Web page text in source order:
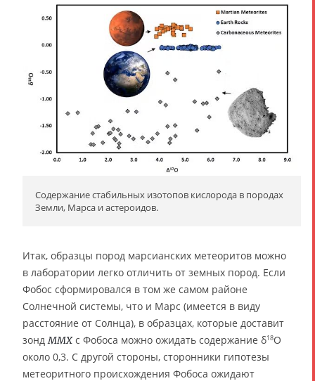
Содержание стабильных изотопов кислорода в породах
Земли, Марса и астероидов.
Итак, образцы пород марсианских метеоритов можно
в лаборатории легко отличить от земных пород. Если
Фобос сформировался в том же самом районе
Солнечной системы, что и Марс (имеется в виду
расстояние от Солнца), в образцах, которые доставит
зондMMXс Фобоса можно ожидать содержание δ18O
около 0,3. С другой стороны, сторонники гипотезы
метеоритного происхождения Фобоса ожидают